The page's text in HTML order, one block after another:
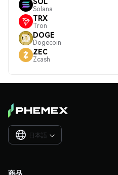
Solana
TRX
Tron
DOGE
Dogecoin
ZEC
Zcash
日本語 
商品